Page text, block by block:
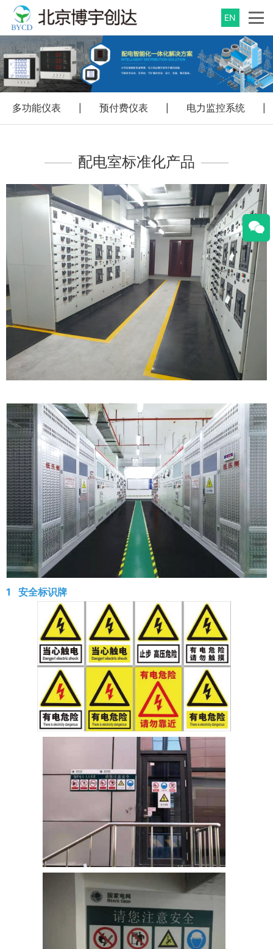
EN
多功能仪表 预付费仪表 电力监控系统
配电室标准化产品
1 安全标识牌